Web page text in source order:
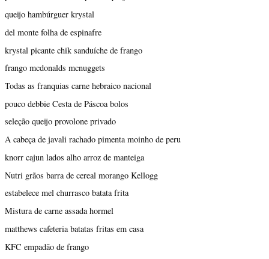
queijo hambúrguer krystal
del monte folha de espinafre
krystal picante chik sanduíche de frango
frango mcdonalds mcnuggets
Todas as franquias carne hebraico nacional
pouco debbie Cesta de Páscoa bolos
seleção queijo provolone privado
A cabeça de javali rachado pimenta moinho de peru
knorr cajun lados alho arroz de manteiga
Nutri grãos barra de cereal morango Kellogg
estabelece mel churrasco batata frita
Mistura de carne assada hormel
matthews cafeteria batatas fritas em casa
KFC empadão de frango